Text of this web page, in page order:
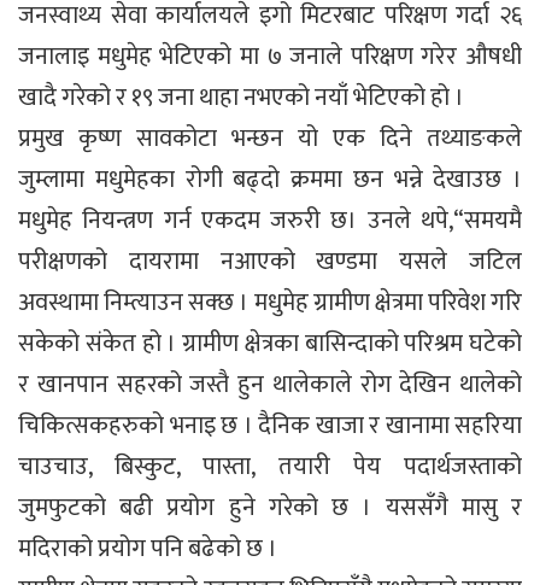
जनस्वाथ्य सेवा कार्यालयले इगो मिटरबाट परिक्षण गर्दा २६
जनालाइ मधुमेह भेटिएको मा ७ जनाले परिक्षण गरेर औषधी
खादै गरेको र १९ जना थाहा नभएको नयाँ भेटिएको हो ।
प्रमुख कृष्ण सावकोटा भन्छन यो एक दिने तथ्याङकले
जुम्लामा मधुमेहका रोगी बढ्दो क्रममा छन भन्ने देखाउछ ।
मधुमेह नियन्त्रण गर्न एकदम जरुरी छ। उनले थपे,“समयमै
परीक्षणको दायरामा नआएको खण्डमा यसले जटिल
अवस्थामा निम्त्याउन सक्छ । मधुमेह ग्रामीण क्षेत्रमा परिवेश गरि
सकेको संकेत हो । ग्रामीण क्षेत्रका बासिन्दाको परिश्रम घटेको
र खानपान सहरको जस्तै हुन थालेकाले रोग देखिन थालेको
चिकित्सकहरुको भनाइ छ । दैनिक खाजा र खानामा सहरिया
चाउचाउ, बिस्कुट, पास्ता, तयारी पेय पदार्थजस्ताको
जुमफुटको बढी प्रयोग हुने गरेको छ । यससँगै मासु र
मदिराको प्रयोग पनि बढेको छ ।